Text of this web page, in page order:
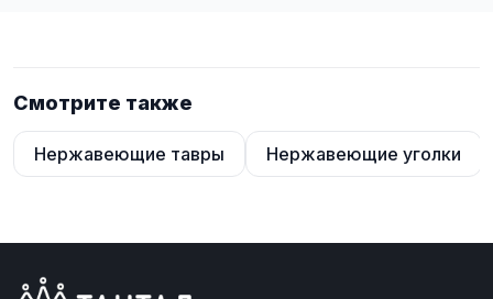
Смотрите также
Нержавеющие тавры Нержавеющие уголки